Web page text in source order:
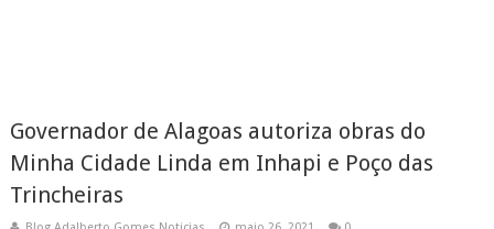
Governador de Alagoas autoriza obras do
Minha Cidade Linda em Inhapi e Poço das
Trincheiras